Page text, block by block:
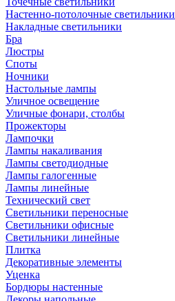
Настенно-потолочные светильники
Накладные светильники
Бра
Люстры
Споты
Ночники
Настольные лампы
Уличное освещение
Уличные фонари, столбы
Прожекторы
Лампочки
Лампы накаливания
Лампы светодиодные
Лампы галогенные
Лампы линейные
Технический свет
Светильники переносные
Светильники офисные
Светильники линейные
Плитка
Декоративные элементы
Уценка
Бордюры настенные